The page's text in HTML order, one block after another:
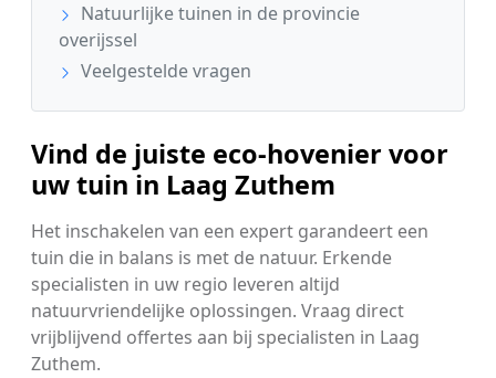
Natuurlijke tuinen in de provincie
overijssel
Veelgestelde vragen
Vind de juiste eco-hovenier voor
uw tuin in Laag Zuthem
Het inschakelen van een expert garandeert een
tuin die in balans is met de natuur. Erkende
specialisten in uw regio leveren altijd
natuurvriendelijke oplossingen. Vraag direct
vrijblijvend offertes aan bij specialisten in Laag
Zuthem.